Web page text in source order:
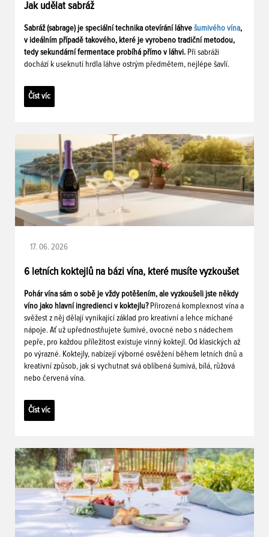
Jak udělat sabráž
Sabráž (sabrage) je speciální technika otevírání láhve šumivého vína,
v ideálním případě takového, které je vyrobeno tradiční metodou,
tedy sekundární fermentace probíhá přímo v láhvi. Při sabráži
dochází k useknutí hrdla láhve ostrým předmětem, nejlépe šavlí.
Číst víc
17. 06. 2026
6 letních koktejlů na bázi vína, které musíte vyzkoušet
Pohár vína sám o sobě je vždy potěšením, ale vyzkoušeli jste někdy
víno jako hlavní ingredienci v koktejlu? Přirozená komplexnost vína a
svěžest z něj dělají vynikající základ pro kreativní a lehce míchané
nápoje. Ať už upřednostňujete šumivé, ovocné nebo s nádechem
pepře, pro každou příležitost existuje vinný koktejl. Od klasických až
po výrazné. Koktejly, nabízejí výborné osvěžení během letních dnů a
kreativní způsob, jak si vychutnat svá oblíbená šumivá, bílá, růžová
nebo červená vína.
Číst víc